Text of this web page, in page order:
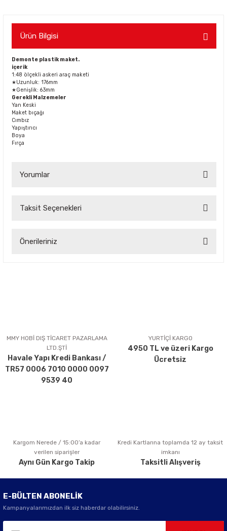
Ürün Bilgisi
Demonte plastik maket.
içerik
1:48 ölçekli askeri araç maketi
★Uzunluk: 176mm
★Genişlik: 63mm
Gerekli Malzemeler
Yan Keski
Maket bıçağı
Cımbız
Yapıştırıcı
Boya
Fırça
Yorumlar
Taksit Seçenekleri
Önerileriniz
Ürün açıklamasında eksik bilgiler bulunuyor.
Ürün bilgilerinde hatalar bulunuyor.
Ürün fiyatı diğer sitelerden daha pahalı.
Bu ürüne benzer farklı alternatifler olmalı.
Gönder
MMY HOBİ DIŞ TİCARET PAZARLAMA
LTD.ŞTİ
Havale Yapı Kredi Bankası /
TR57 0006 7010 0000 0097
9539 40
YURTİÇİ KARGO
4950 TL ve üzeri Kargo
Ücretsiz
Kargom Nerede / 15:00’a kadar
verilen siparişler
Aynı Gün Kargo Takip
Kredi Kartlarına toplamda 12 ay taksit
imkanı
Taksitli Alışveriş
E-BÜLTEN ABONELİK
Kampanyalarımızdan ilk siz haberdar olabilirsiniz.